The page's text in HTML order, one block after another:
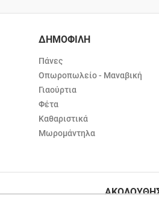
ΔΗΜΟΦΙΛΗ
Πάνες
Οπωροπωλείο - Μαναβική
Γιαούρτια
Φέτα
Καθαριστικά
Μωρομάντηλα